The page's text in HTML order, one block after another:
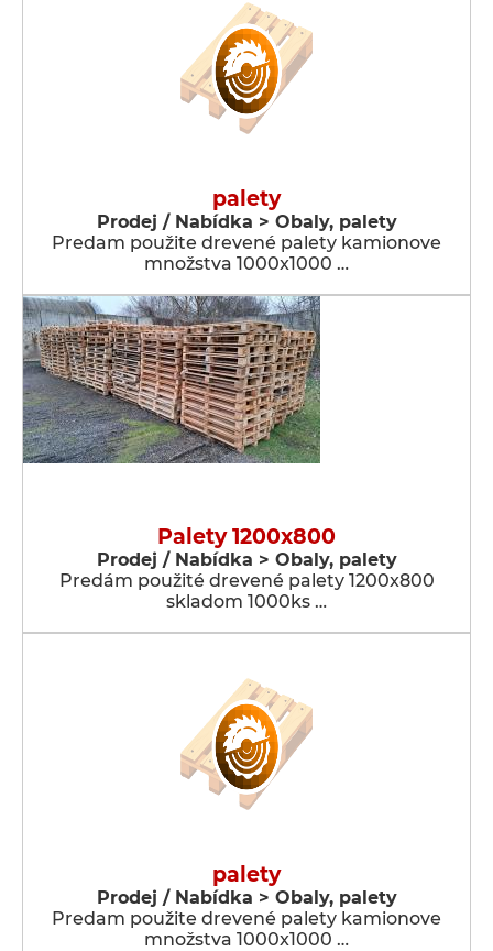
palety
Prodej / Nabídka > Obaly, palety
Predam použite drevené palety kamionove
množstva 1000x1000 …
Palety 1200x800
Prodej / Nabídka > Obaly, palety
Predám použité drevené palety 1200x800
skladom 1000ks …
palety
Prodej / Nabídka > Obaly, palety
Predam použite drevené palety kamionove
množstva 1000x1000 …